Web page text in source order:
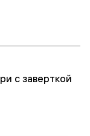
с заверткой